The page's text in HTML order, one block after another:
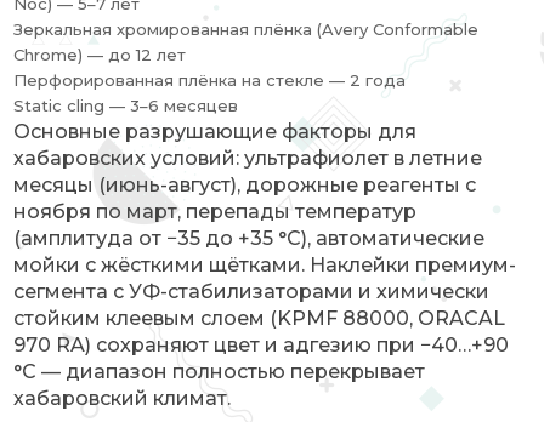
Зеркальная хромированная плёнка (Avery Conformable
Chrome) — до 12 лет
Перфорированная плёнка на стекле — 2 года
Static cling — 3–6 месяцев
Основные разрушающие факторы для
хабаровских условий: ультрафиолет в летние
месяцы (июнь-август), дорожные реагенты с
ноября по март, перепады температур
(амплитуда от −35 до +35 °C), автоматические
мойки с жёсткими щётками. Наклейки премиум-
сегмента с УФ-стабилизаторами и химически
стойким клеевым слоем (KPMF 88000, ORACAL
970 RA) сохраняют цвет и адгезию при −40…+90
°C — диапазон полностью перекрывает
хабаровский климат.